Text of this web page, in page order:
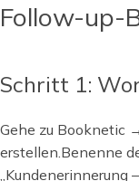
Follow-up-
Schritt 1:
Gehe zu Booknetic
erstellen.Benenne
„Kundenerinnerung